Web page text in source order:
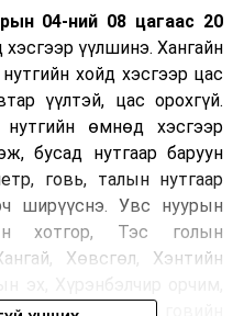
04-ний 08 цагаас 20
үүлшинэ. Хангайн
хойд хэсгээр цас
үүлтэй, цас орохгүй.
өмнөд хэсгээр
бусад нутгаар баруун
говь, талын нутгаар
ширүүснэ. Увс нуурын
хотгор, Тэс голын
Хөвсгөл, Хэнтийн
14 хэм хүйтэн, говийн